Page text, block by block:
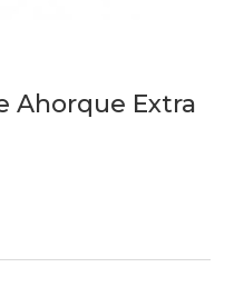
Ahorque Extra